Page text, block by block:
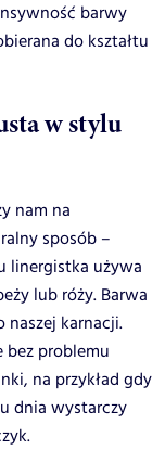
barwy
do kształtu
w stylu
nam na
sposób –
linergistka używa
lub róży. Barwa
karnacji.
problemu
na przykład gdy
dnia wystarczy